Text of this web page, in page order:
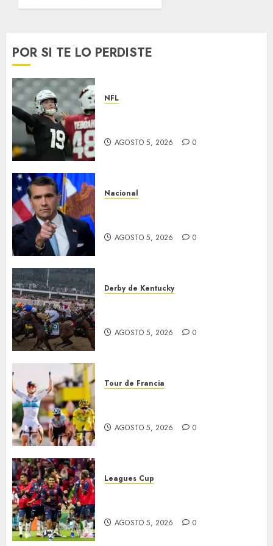
resultados
13, 2025
0
POR SI TE LO PERDISTE
NFL
AGOSTO 5, 2026 0
Nacional
AGOSTO 5, 2026 0
Derby de Kentucky
AGOSTO 5, 2026 0
Tour de Francia
AGOSTO 5, 2026 0
Leagues Cup
AGOSTO 5, 2026 0